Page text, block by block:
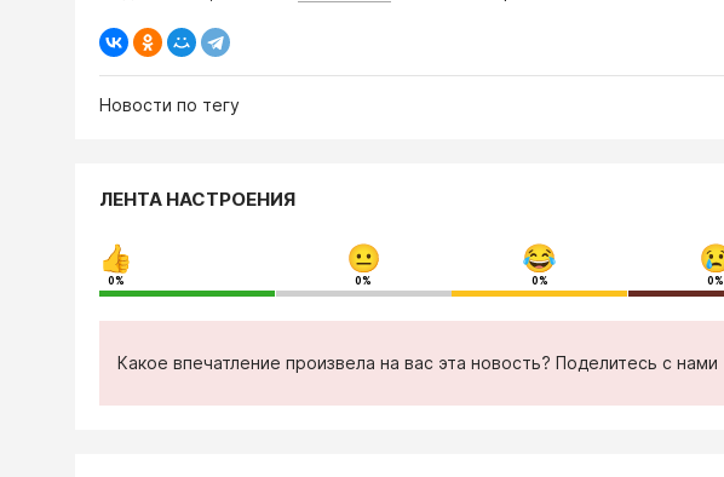
Новости по тегу
ЛЕНТА НАСТРОЕНИЯ
0% 0% 0% 0%
Какое впечатление произвела на вас эта новость? Поделитесь с нами